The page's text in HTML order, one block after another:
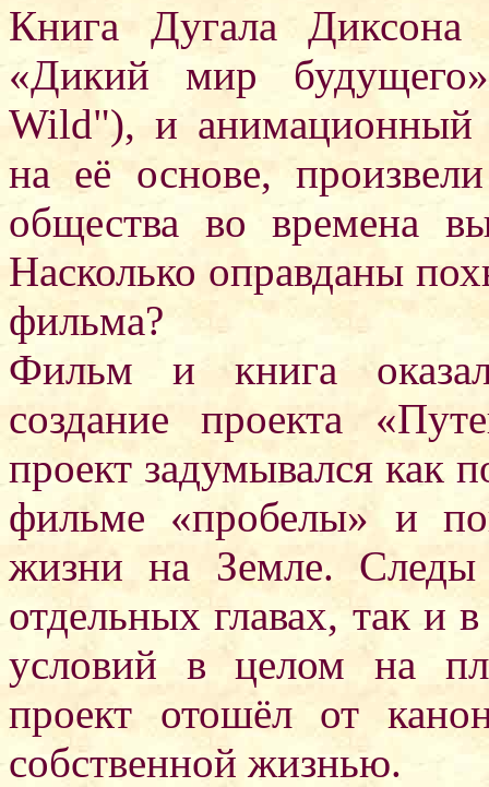
Книга Дугала
«Дикий мир
Wild"), и анимационный
на её основе,
общества во времена
Насколько оправданы
фильма?
Фильм и книга
создание проекта
проект задумывался как
фильме «пробелы» и
жизни на Земле. Следы
отдельных главах, так и
условий в целом на
проект отошёл от
собственной жизнью.